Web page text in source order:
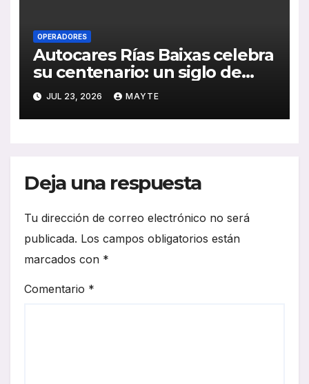
OPERADORES
Autocares Rías Baixas celebra
su centenario: un siglo de
historia, esfuerzo familiar y
compromiso con el
transporte gallego
JUL 23, 2026 MAYTE
Deja una respuesta
Tu dirección de correo electrónico no será
publicada. Los campos obligatorios están
marcados con *
Comentario *